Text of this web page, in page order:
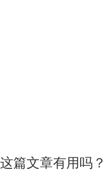
这篇文章有用吗？